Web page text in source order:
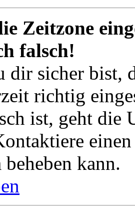
Zeitzone
falsch!
dir sicher bist,
richtig
ist, geht die
kann.